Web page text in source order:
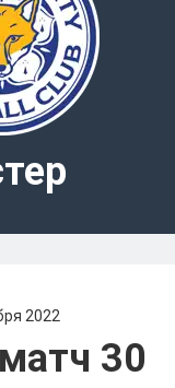
2022
30